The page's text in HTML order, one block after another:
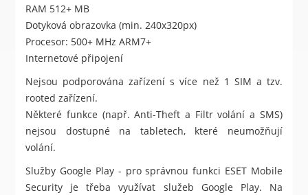
RAM 512+ MB
Dotyková obrazovka (min. 240x320px)
Procesor: 500+ MHz ARM7+
Internetové připojení
Nejsou podporována zařízení s více než 1 SIM a tzv.
rooted zařízení.
Některé funkce (např. Anti-Theft a Filtr volání a SMS)
nejsou dostupné na tabletech, které neumožňují
volání.
Služby Google Play - pro správnou funkci ESET Mobile
Security je třeba využívat služeb Google Play. Na